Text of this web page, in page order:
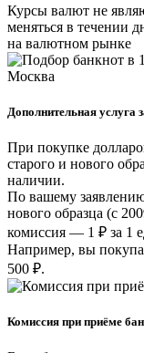
Курсы валют не
меняться в течении
на валютном рынке
Дополнительная услуга
При покупке
старого и нового
наличии.
По вашему
нового образца (с
комиссия — 1 ₽ за 1
Например, вы
500 ₽.
Комиссия при приёме